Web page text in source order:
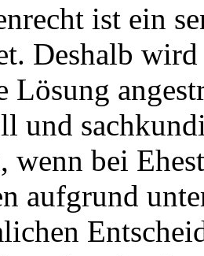
ist ein
Deshalb
Lösung
und
wenn bei
aufgrund